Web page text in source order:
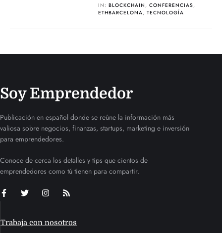
IN:BLOCKCHAIN ,CONFERENCIAS,
ETHBARCELONA,TECNOLOGÍA
Soy Emprendedor
Publicación en español donde se reúne la información más
valiosa sobre negocios, finanzas, startups, marketing e inversión
para emprendedores.
Conoce de cerca los detalles y tips que cientos de
emprendedores como tú tienen para compartir.
Trabaja con nosotros